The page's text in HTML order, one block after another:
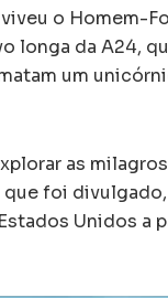
o Homem-
longa da A24,
um
as
que foi divulgado,
Unidos a